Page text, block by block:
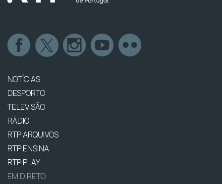
NOTÍCIAS
DESPORTO
TELEVISÃO
RÁDIO
RTP ARQUIVOS
RTP ENSINA
RTP PLAY
EM DIRETO